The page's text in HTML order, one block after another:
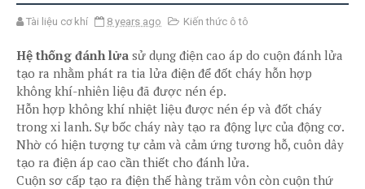
Tài liệu cơ khí 8 years ago Kiến thức ô tô
Hệ thống đánh lửa sử dụng điện cao áp do cuộn đánh lửa
tạo ra nhằm phát ra tia lửa điện để đốt cháy hỗn hợp
không khí-nhiên liệu đã được nén ép.
Hỗn hợp không khí nhiệt liệu được nén ép và đốt cháy
trong xi lanh. Sự bốc cháy này tạo ra động lực của động cơ.
Nhờ có hiện tượng tự cảm và cảm ứng tương hỗ, cuôn dây
tạo ra điện áp cao cần thiết cho đánh lửa.
Cuộn sơ cấp tạo ra điện thế hàng trăm vôn còn cuộn thứ